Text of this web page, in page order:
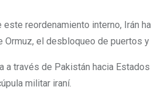
este reordenamiento interno, Irán
Ormuz, el desbloqueo de puertos
a través de Pakistán hacia
militar iraní.